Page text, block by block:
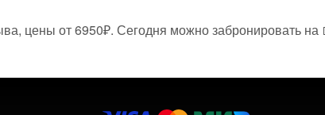
цены от 6950₽. Сегодня можно забронировать на